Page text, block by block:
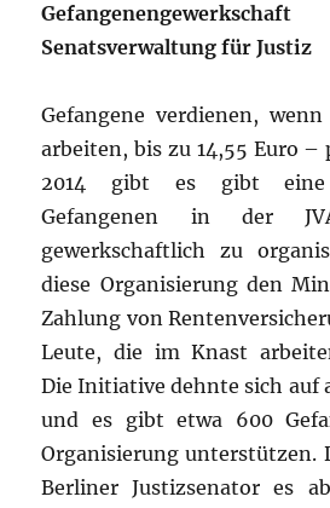
Senatsverwaltung für Justiz
Gefangene verdienen,
arbeiten, bis zu 14,55 Euro –
2014 gibt es gibt
Gefangenen in der
gewerkschaftlich zu
diese Organisierung den
Zahlung von
Leute, die im Knast
Die Initiative dehnte sich auf
und es gibt etwa 600
Organisierung unterstützen.
Berliner Justizsenator es